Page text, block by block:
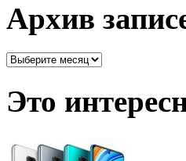
Архив
Архив
месяцам
Это